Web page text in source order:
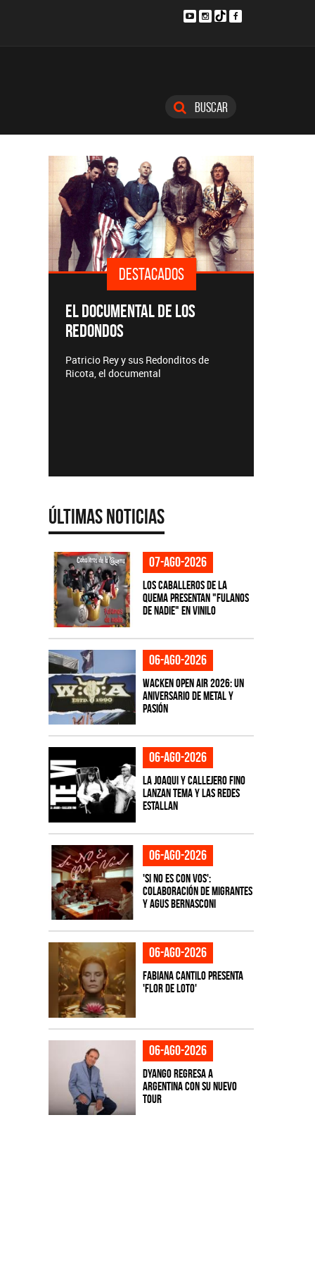
Buscar
Redonditos de
DESTACADOS
SINGLES Y DISCOS DESTACADOS
Últimas Noticias
07-ago-2026
Los Caballeros de la
Quema presentan "Fulanos
de Nadie" en vinilo
06-ago-2026
Wacken Open Air 2026: Un
aniversario de metal y
pasión
06-ago-2026
La Joaqui y Callejero Fino
lanzan tema y las redes
estallan
06-ago-2026
'Si No Es Con Vos':
colaboración de Migrantes
y Agus Bernasconi
06-ago-2026
Fabiana Cantilo presenta
'Flor de Loto'
06-ago-2026
Dyango regresa a
Argentina con su nuevo
tour